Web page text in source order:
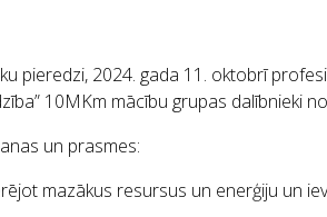
pieredzi, 2024. gada 11. oktobrī
10MKm mācību grupas dalībnieki
un prasmes:
mazākus resursus un enerģiju un